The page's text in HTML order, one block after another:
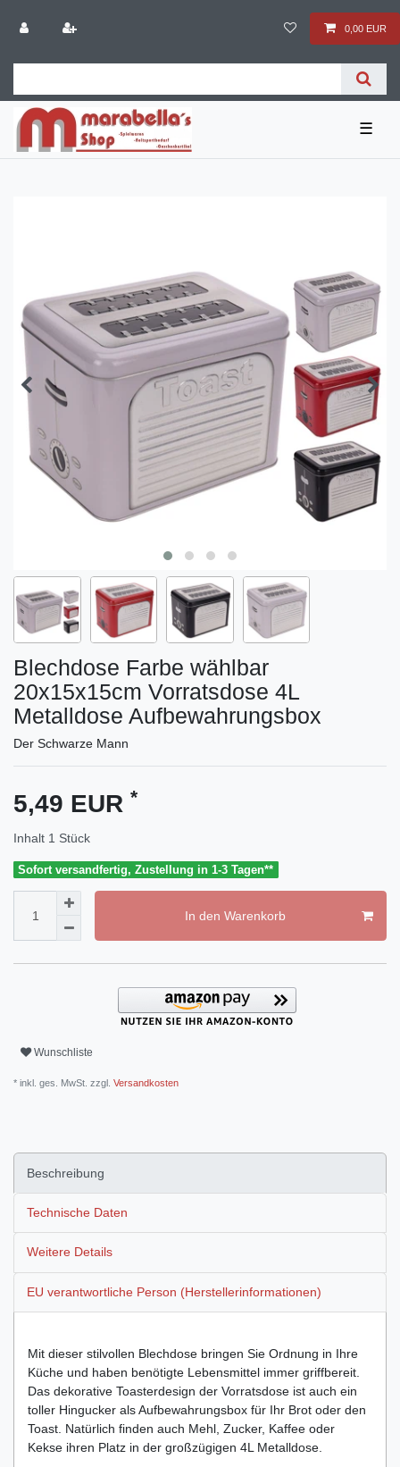
0,00 EUR
☰
Blechdose Farbe wählbar
20x15x15cm Vorratsdose 4L
Metalldose Aufbewahrungsbox
Der Schwarze Mann
5,49 EUR *
Inhalt 1 Stück
Sofort versandfertig, Zustellung in 1-3 Tagen**
In den Warenkorb
Wunschliste
* inkl. ges. MwSt. zzgl. Versandkosten
Beschreibung
Technische Daten
Weitere Details
EU verantwortliche Person (Herstellerinformationen)
Mit dieser stilvollen Blechdose bringen Sie Ordnung in Ihre
Küche und haben benötigte Lebensmittel immer griffbereit.
Das dekorative Toasterdesign der Vorratsdose ist auch ein
toller Hingucker als Aufbewahrungsbox für Ihr Brot oder den
Toast. Natürlich finden auch Mehl, Zucker, Kaffee oder
Kekse ihren Platz in der großzügigen 4L Metalldose.